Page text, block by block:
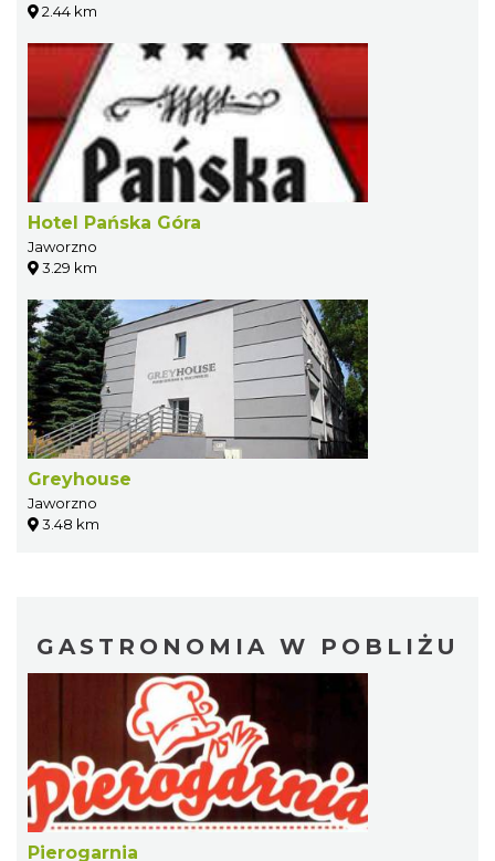
2.44 km
Hotel Pańska Góra
Jaworzno
3.29 km
Greyhouse
Jaworzno
3.48 km
GASTRONOMIA W POBLIŻU
Pierogarnia